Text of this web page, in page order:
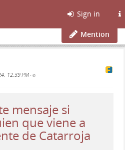
Sign in
Mention
12:39 PM •
mensaje si
que viene a
de Catarroja